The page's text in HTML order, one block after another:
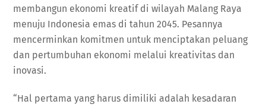
membangun ekonomi kreatif di wilayah Malang Raya
menuju Indonesia emas di tahun 2045. Pesannya
mencerminkan komitmen untuk menciptakan peluang
dan pertumbuhan ekonomi melalui kreativitas dan
inovasi.
“Hal pertama yang harus dimiliki adalah kesadaran